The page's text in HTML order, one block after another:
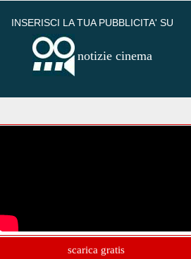
INSERISCI LA TUA PUBBLICITA' SU
notizie cinema
scarica gratis